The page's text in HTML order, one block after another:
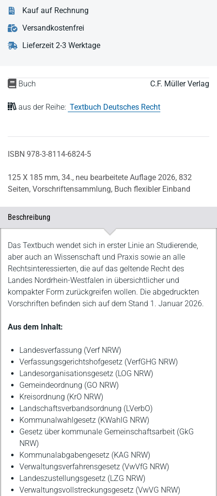
Buch C.F. Müller Verlag
aus der Reihe: Textbuch Deutsches Recht
ISBN 978-3-8114-6824-5
125 X 185 mm, 34., neu bearbeitete Auflage 2026, 832
Seiten, Vorschriftensammlung, Buch flexibler Einband
Kauf auf Rechnung
Versandkostenfrei
Lieferzeit 2-3 Werktage
Beschreibung
Beschreibung
Das Textbuch wendet sich in erster Linie an Studierende,
aber auch an Wissenschaft und Praxis sowie an alle
Rechtsinteressierten, die auf das geltende Recht des
Landes Nordrhein-Westfalen in übersichtlicher und
kompakter Form zurückgreifen wollen. Die abgedruckten
Vorschriften befinden sich auf dem Stand 1. Januar 2026.
Aus dem Inhalt:
Landesverfassung (Verf NRW)
Verfassungsgerichtshofgesetz (VerfGHG NRW)
Landesorganisationsgesetz (LOG NRW)
Gemeindeordnung (GO NRW)
Kreisordnung (KrO NRW)
Landschaftsverbandsordnung (LVerbO)
Kommunalwahlgesetz (KWahlG NRW)
Gesetz über kommunale Gemeinschaftsarbeit (GkG
NRW)
Kommunalabgabengesetz (KAG NRW)
Verwaltungsverfahrensgesetz (VwVfG NRW)
Landeszustellungsgesetz (LZG NRW)
Verwaltungsvollstreckungsgesetz (VwVG NRW)